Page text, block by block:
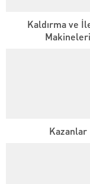
Kaldırma ve
Makineleri
Kazanlar